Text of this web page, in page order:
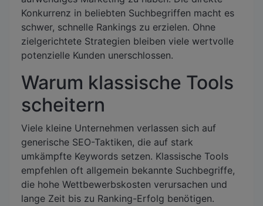
Konkurrenz in beliebten Suchbegriffen macht es
schwer, schnelle Rankings zu erzielen. Ohne
zielgerichtete Strategien bleiben viele wertvolle
potenzielle Kunden unerschlossen.
Warum klassische Tools
scheitern
Viele kleine Unternehmen verlassen sich auf
generische SEO-Taktiken, die auf stark
umkämpfte Keywords setzen. Klassische Tools
empfehlen oft allgemein bekannte Suchbegriffe,
die hohe Wettbewerbskosten verursachen und
lange Zeit bis zu Ranking-Erfolg benötigen.